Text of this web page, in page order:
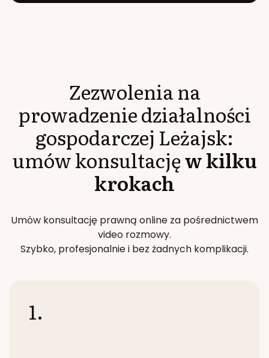
Zezwolenia na
prowadzenie działalności
gospodarczej Leżajsk:
umów konsultacjęw kilku
krokach
Umów konsultację prawną online za pośrednictwem
video rozmowy.
Szybko, profesjonalnie i bez żadnych komplikacji.
1.